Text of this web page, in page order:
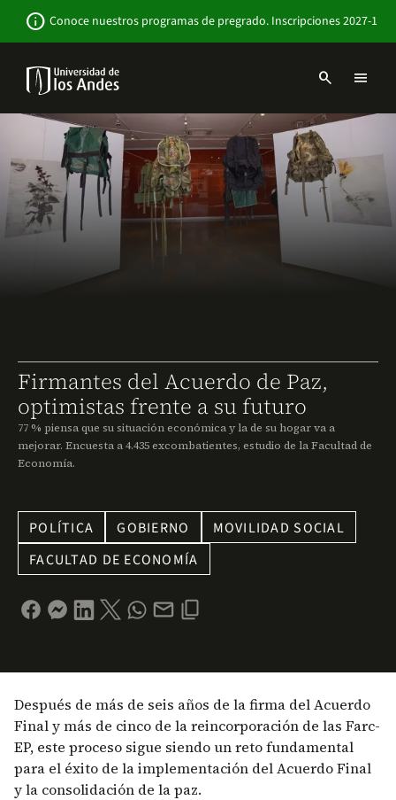
contenido
info Conoce nuestros programas de pregrado. Inscripciones 2027-1
Navbar
-
Sitio
Institucional
search menu
Firmantes del Acuerdo de Paz,
optimistas frente a su futuro
77 % piensa que su situación económica y la de su hogar va a
mejorar. Encuesta a 4.435 excombatientes, estudio de la Facultad de
Economía.
POLÍTICA GOBIERNO
MOVILIDAD SOCIAL
FACULTAD DE ECONOMÍA
Después de más de seis años de la firma del Acuerdo
Final y más de cinco de la reincorporación de las Farc-
EP, este proceso sigue siendo un reto fundamental
para el éxito de la implementación del Acuerdo Final
y la consolidación de la paz.